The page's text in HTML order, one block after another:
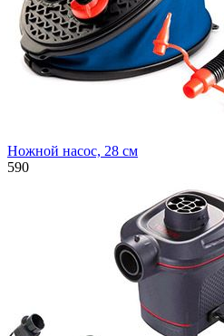
Ножной насос, 28 см
590